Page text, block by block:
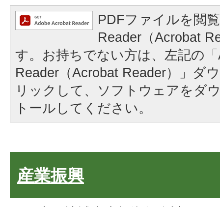
PDFファイルを閲
Reader（Acrobat
す。お持ちでない方は、左記の
Reader（Acrobat Reader）」ダ
リックして、ソフトウェアをダ
トールしてください。
産業振興